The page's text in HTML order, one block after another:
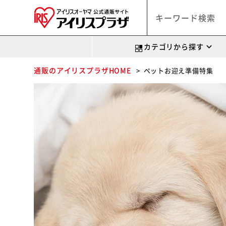
カテゴリから探す
通販のアイリスプラザHOME ペットお迎え準備特集